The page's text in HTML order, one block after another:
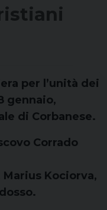
per l’unità dei
gennaio,
di Corbanese.
Corrado
Kociorva,